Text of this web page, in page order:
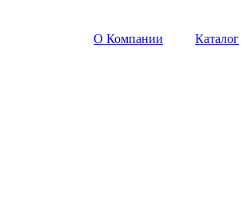
О Компании
Каталог